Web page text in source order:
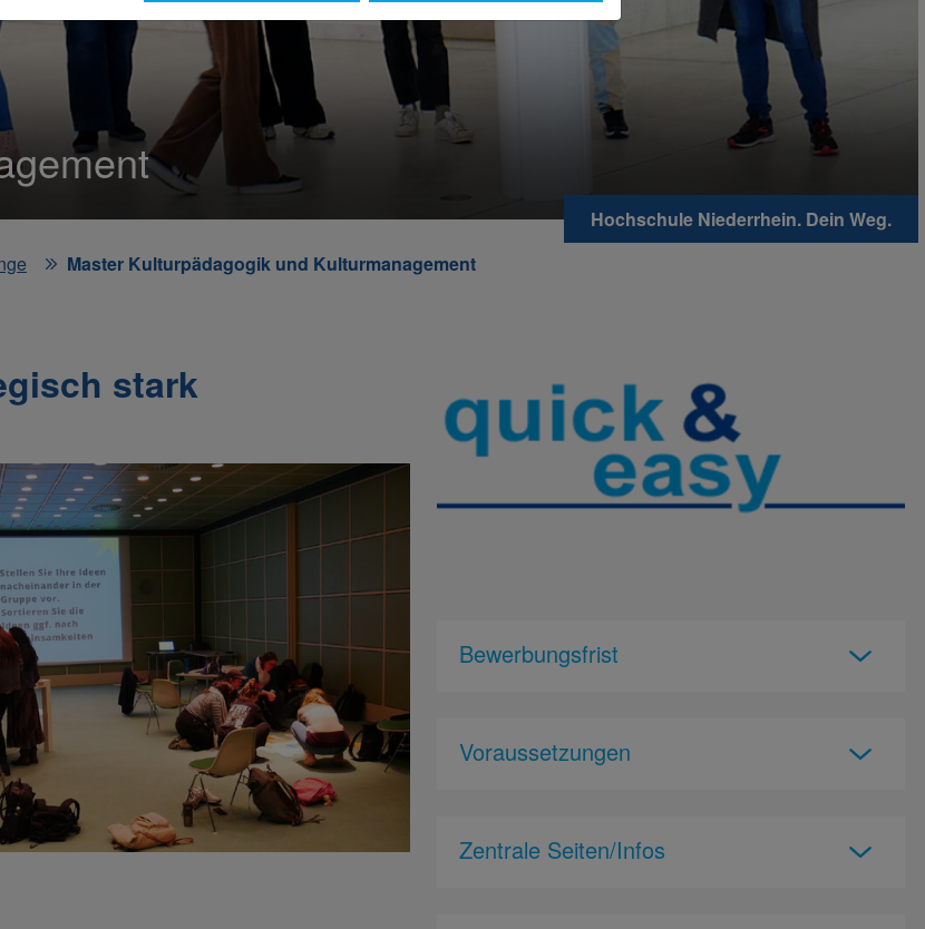
Hochschule Niederrhein. Dein Weg.
Master Kulturpädagogik und Kulturmanagement
stark
Bewerbungsfrist
Voraussetzungen
Zentrale Seiten/Infos